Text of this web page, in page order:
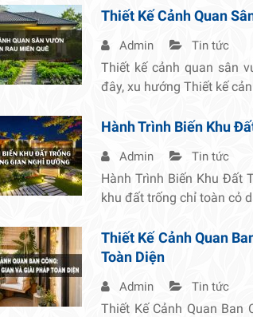
Thiết Kế Cảnh Quan
Admin Tin tức
Thiết kế cảnh quan sân
đây, xu hướng Thiết kế
Hành Trình Biến Khu
Admin Tin tức
Hành Trình Biến Khu
khu đất trống chỉ toàn cỏ
Thiết Kế Cảnh Quan
Toàn Diện
Admin Tin tức
Thiết Kế Cảnh Quan Ban